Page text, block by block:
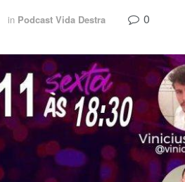
in Podcast Vida Destra 0